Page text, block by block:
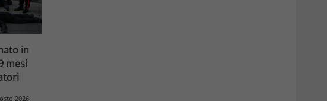
in
mesi
2026